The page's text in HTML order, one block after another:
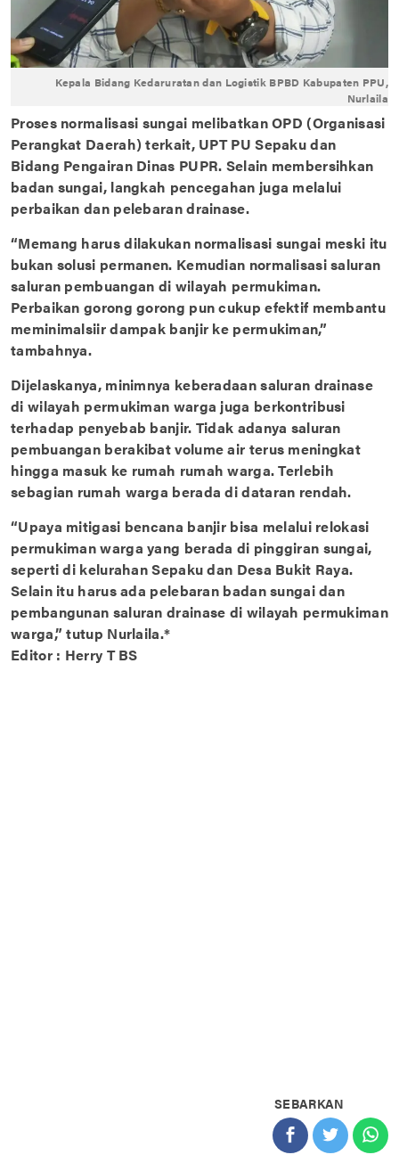
Kepala Bidang Kedaruratan dan Logistik BPBD Kabupaten PPU,
Nurlaila
Proses normalisasi sungai melibatkan OPD (Organisasi
Perangkat Daerah) terkait, UPT PU Sepaku dan
Bidang Pengairan Dinas PUPR. Selain membersihkan
badan sungai, langkah pencegahan juga melalui
perbaikan dan pelebaran drainase.
“Memang harus dilakukan normalisasi sungai meski itu
bukan solusi permanen. Kemudian normalisasi saluran
saluran pembuangan di wilayah permukiman.
Perbaikan gorong gorong pun cukup efektif membantu
meminimalsiir dampak banjir ke permukiman,”
tambahnya.
Dijelaskanya, minimnya keberadaan saluran drainase
di wilayah permukiman warga juga berkontribusi
terhadap penyebab banjir. Tidak adanya saluran
pembuangan berakibat volume air terus meningkat
hingga masuk ke rumah rumah warga. Terlebih
sebagian rumah warga berada di dataran rendah.
“Upaya mitigasi bencana banjir bisa melalui relokasi
permukiman warga yang berada di pinggiran sungai,
seperti di kelurahan Sepaku dan Desa Bukit Raya.
Selain itu harus ada pelebaran badan sungai dan
pembangunan saluran drainase di wilayah permukiman
warga,” tutup Nurlaila.*
Editor : Herry T BS
SEBARKAN